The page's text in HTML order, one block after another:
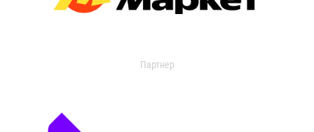
Партнер